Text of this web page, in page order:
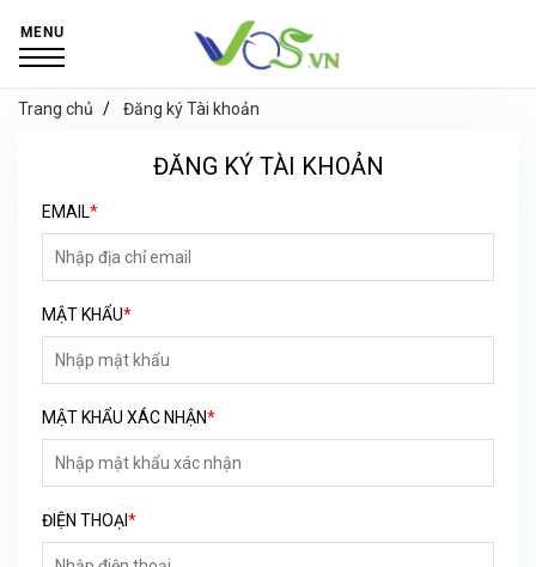
MENU
Trang chủ Đăng ký Tài khoản
ĐĂNG KÝ TÀI KHOẢN
EMAIL*
MẬT KHẨU*
MẬT KHẨU XÁC NHẬN*
ĐIỆN THOẠI*